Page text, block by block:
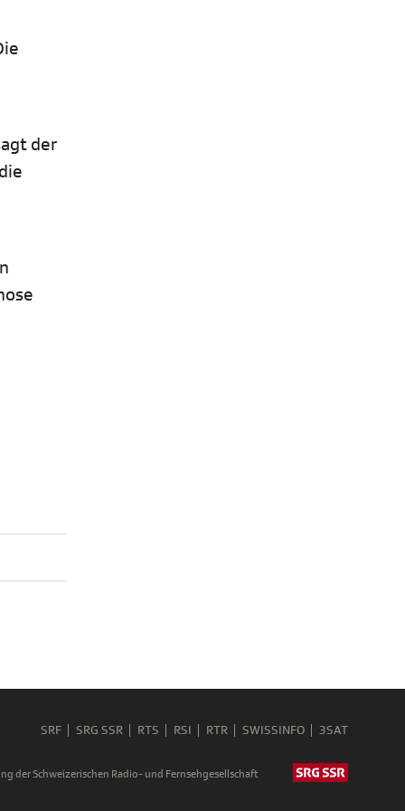
der
SRF SRG SSR RTS RSI RTR SWISSINFO 3SAT
der Schweizerischen Radio- und Fernsehgesellschaft